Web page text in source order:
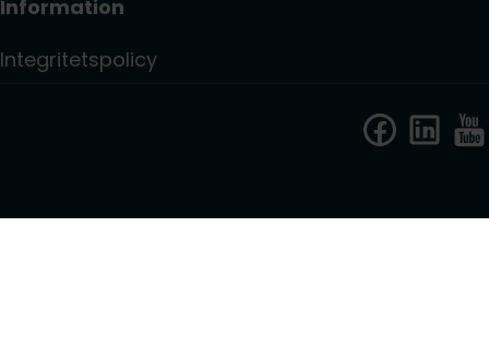
Information
Integritetspolicy